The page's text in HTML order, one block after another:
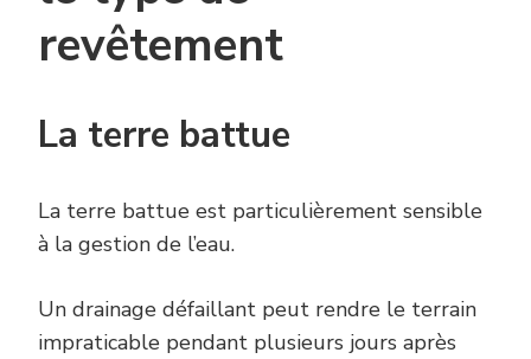
revêtement
La terre battue
La terre battue est particulièrement sensible
à la gestion de l’eau.
Un drainage défaillant peut rendre le terrain
impraticable pendant plusieurs jours après